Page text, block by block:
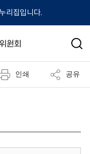
리집입니다.
검
인쇄 공유